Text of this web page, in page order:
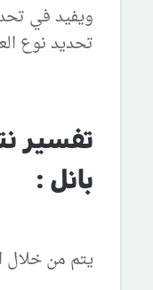
ويفيد في
تحديد نوع
تفسير
بانل :
يتم من خلال